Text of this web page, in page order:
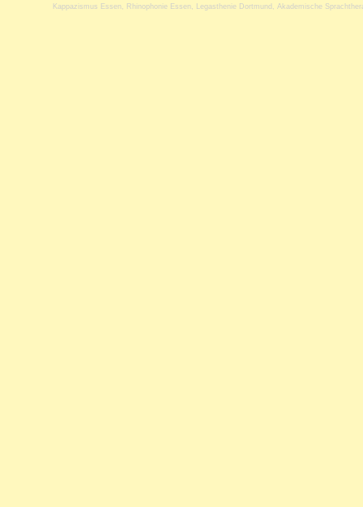
Kappazismus Essen
Rhinophonie Essen Legasthenie Dortmund Akademische